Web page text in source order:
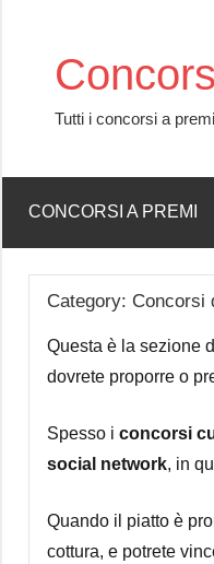
content
Tutti i concorsi a
CONCORSI A PREMI
Category: Concorsi
Questa è la sezione
dovrete proporre o
Spesso i concorsi
social network, in
Quando il piatto è
cottura, e potrete